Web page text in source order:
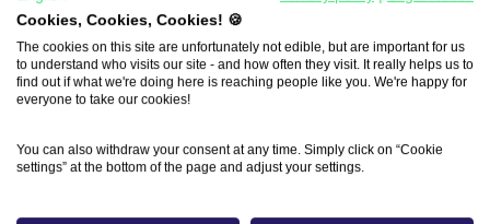
Cookies, Cookies, Cookies! 🍪
The cookies on this site are unfortunately not edible, but are important for us
to understand who visits our site - and how often they visit. It really helps us to
find out if what we're doing here is reaching people like you. We're happy for
everyone to take our cookies!
You can also withdraw your consent at any time. Simply click on “Cookie
settings” at the bottom of the page and adjust your settings.